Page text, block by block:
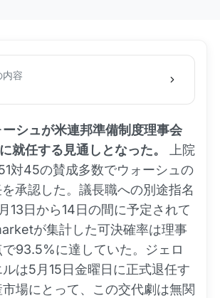
容
シュが米連邦準備制度理事会
就任する見通しとなった。
上院
対45の賛成多数でウォーシュの
承認した。議長職への別途指名
13日から14日の間に予定されて
が集計した可決確率は理事
93.5%に達していた。ジェロ
は5月15日金曜日に正式退任す
場にとって、この交代劇は無関